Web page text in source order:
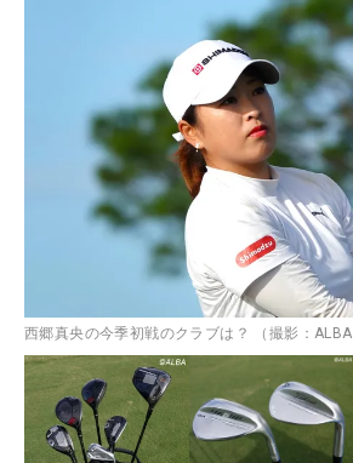
西郷真央の今季初戦のクラブは？ （撮影：ALBA